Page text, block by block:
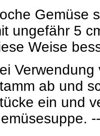
Gemüse
ungefähr 5
Weise
ab und
ein und